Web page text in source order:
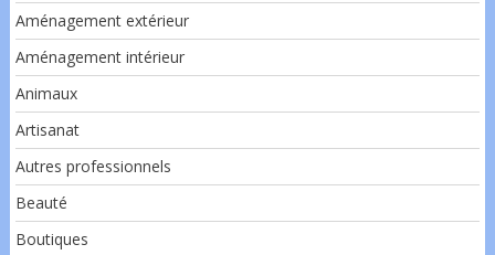
Aménagement extérieur
Aménagement intérieur
Animaux
Artisanat
Autres professionnels
Beauté
Boutiques